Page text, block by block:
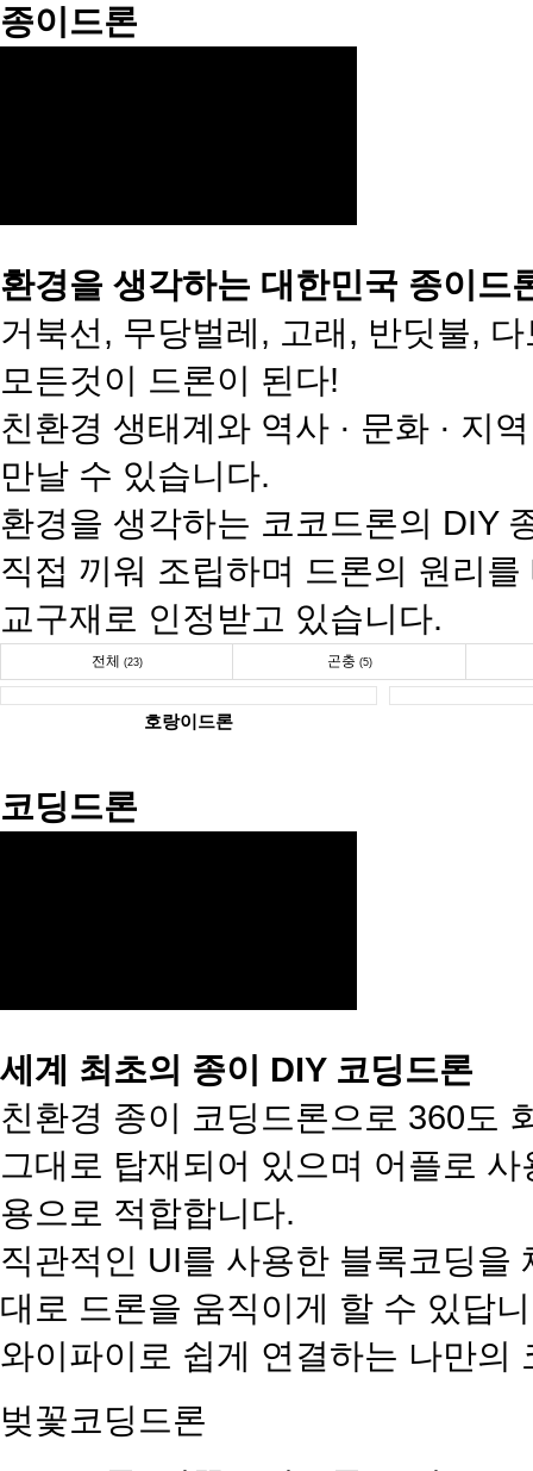
종이드론
환경을 생각하는 대한민국 종이드
거북선, 무당벌레, 고래, 반딧불,
모든것이 드론이 된다!
친환경 생태계와 역사 · 문화 · 지
만날 수 있습니다.
환경을 생각하는 코코드론의 DIY
직접 끼워 조립하며 드론의 원리를
교구재로 인정받고 있습니다.
전체 (23) 곤충 (5)
호랑이드론
코딩드론
세계 최초의 종이 DIY 코딩드론
친환경 종이 코딩드론으로 360도
그대로 탑재되어 있으며 어플로
용으로 적합합니다.
직관적인 UI를 사용한 블록코딩을
대로 드론을 움직이게 할 수 있답
와이파이로 쉽게 연결하는 나만의
벚꽃코딩드론